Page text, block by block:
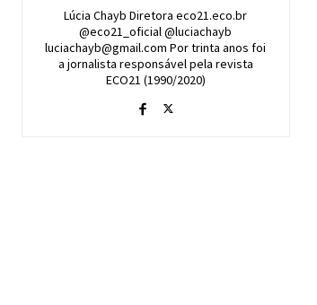
Lúcia Chayb Diretora eco21.eco.br
@eco21_oficial @luciachayb
luciachayb@gmail.com Por trinta anos foi
a jornalista responsável pela revista
ECO21 (1990/2020)